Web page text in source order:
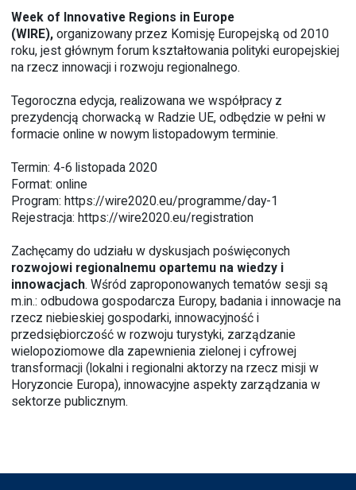
Week of Innovative Regions in Europe
(WIRE), organizowany przez Komisję Europejską od 2010
roku, jest głównym forum kształtowania polityki europejskiej
na rzecz innowacji i rozwoju regionalnego.
Tegoroczna edycja, realizowana we współpracy z
prezydencją chorwacką w Radzie UE, odbędzie w pełni w
formacie online w nowym listopadowym terminie.
Termin: 4-6 listopada 2020
Format: online
Program: https://wire2020.eu/programme/day-1
Rejestracja: https://wire2020.eu/registration
Zachęcamy do udziału w dyskusjach poświęconych
rozwojowi regionalnemu opartemu na wiedzy i
innowacjach. Wśród zaproponowanych tematów sesji są
m.in.: odbudowa gospodarcza Europy, badania i innowacje na
rzecz niebieskiej gospodarki, innowacyjność i
przedsiębiorczość w rozwoju turystyki, zarządzanie
wielopoziomowe dla zapewnienia zielonej i cyfrowej
transformacji (lokalni i regionalni aktorzy na rzecz misji w
Horyzoncie Europa), innowacyjne aspekty zarządzania w
sektorze publicznym.